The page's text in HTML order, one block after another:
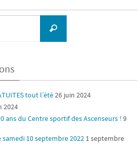
Recherche
tout l’été26 juin 2024
2024
ans du Centre sportif des Ascenseurs ! 9
10 septembre 2022 1 septembre